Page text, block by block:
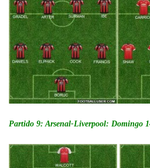
Partido 9: Arsenal-Liverpool: Domingo